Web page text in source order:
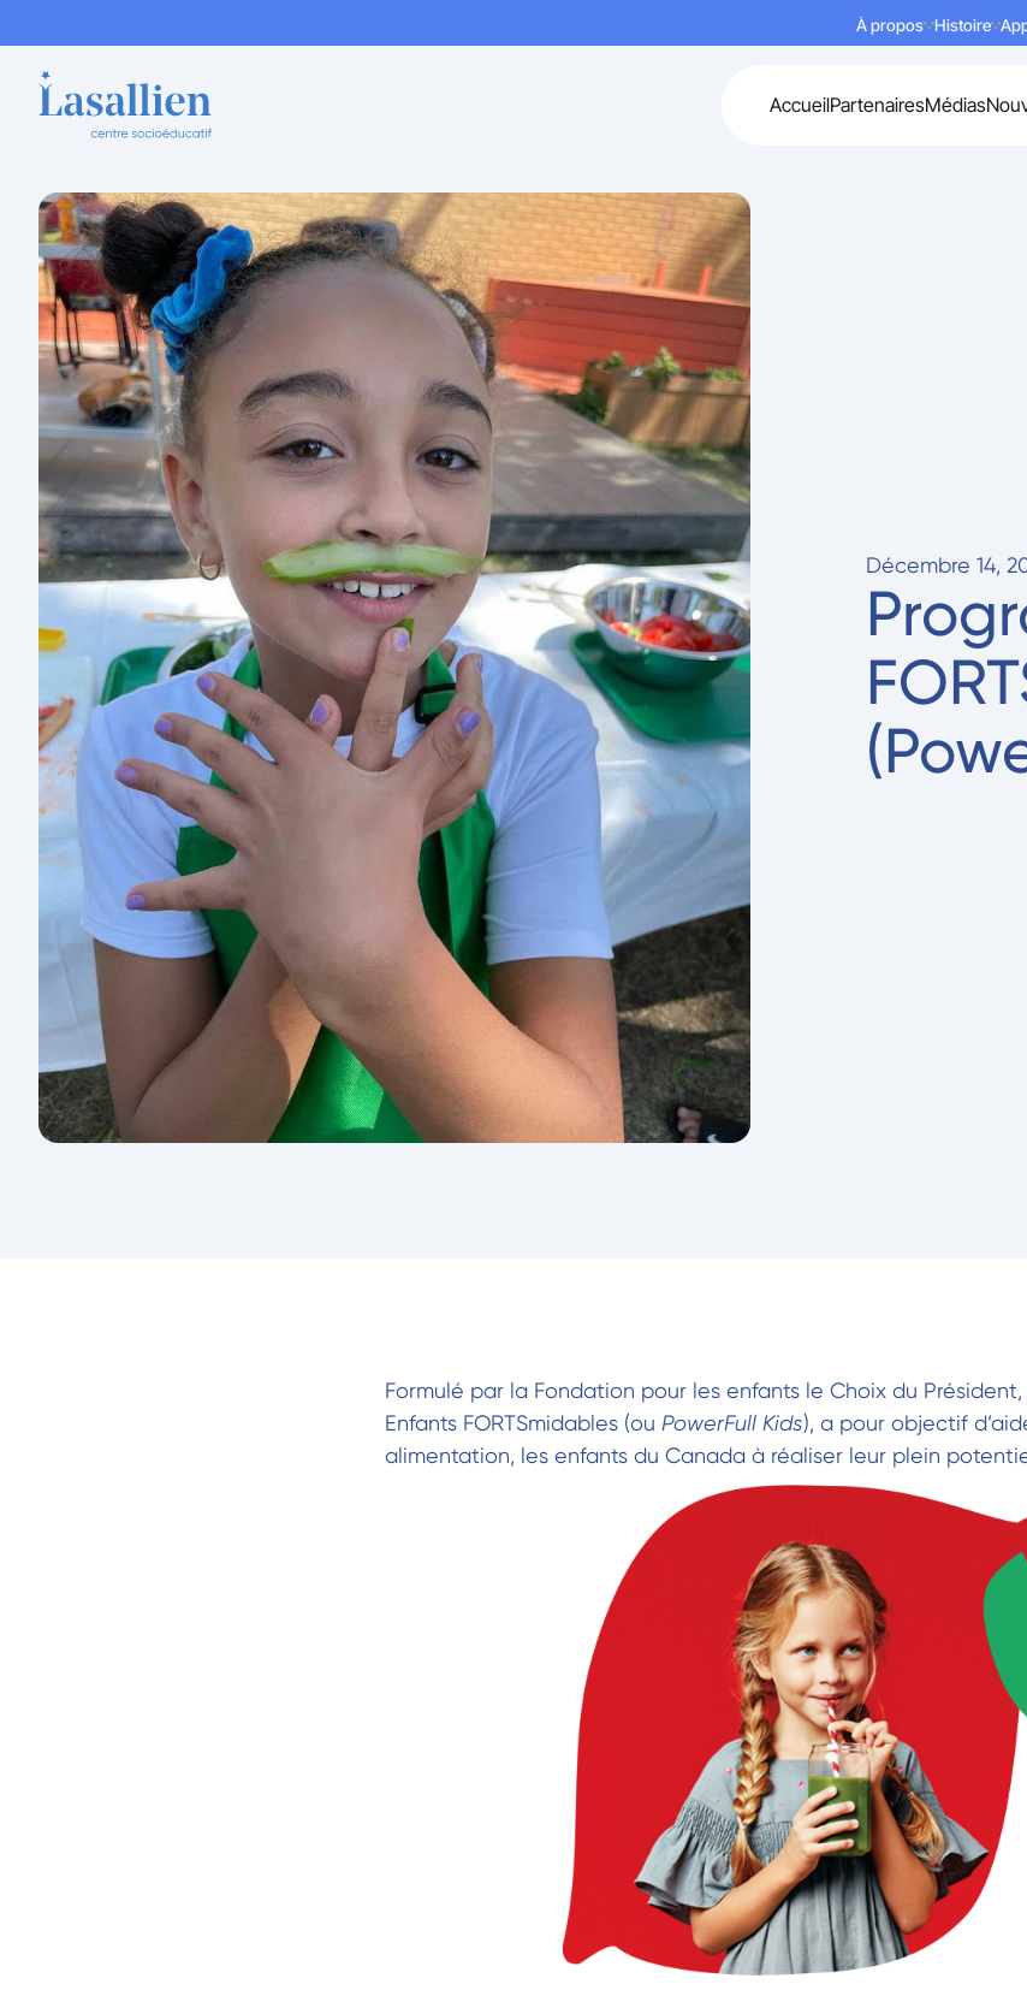
À propos Histoire
AccueilPartenairesMédias
Décembre 14,
Formulé par la Fondation pour les enfants le Choix du
Enfants FORTSmidables (ou PowerFull Kids), a pour objectif
alimentation, les enfants du Canada à réaliser leur plein